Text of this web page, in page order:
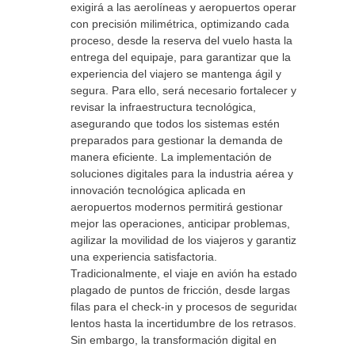
exigirá a las aerolíneas y aeropuertos operar
con precisión milimétrica, optimizando cada
proceso, desde la reserva del vuelo hasta la
entrega del equipaje, para garantizar que la
experiencia del viajero se mantenga ágil y
segura. Para ello, será necesario fortalecer y
revisar la infraestructura tecnológica,
asegurando que todos los sistemas estén
preparados para gestionar la demanda de
manera eficiente. La implementación de
soluciones digitales para la industria aérea y la
innovación tecnológica aplicada en
aeropuertos modernos permitirá gestionar
mejor las operaciones, anticipar problemas,
agilizar la movilidad de los viajeros y garantizar
una experiencia satisfactoria.
Tradicionalmente, el viaje en avión ha estado
plagado de puntos de fricción, desde largas
filas para el check-in y procesos de seguridad
lentos hasta la incertidumbre de los retrasos.
Sin embargo, la transformación digital en